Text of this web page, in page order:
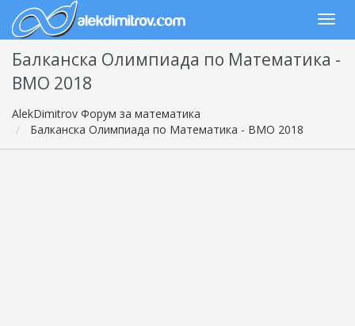
Балканска Олимпиада по Математика -
BMO 2018
AlekDimitrov Форум за математика
Балканска Олимпиада по Математика - BMO 2018